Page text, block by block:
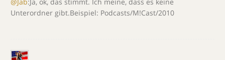
Unterordner gibt.Beispiel: Podcasts/M!Cast/2010